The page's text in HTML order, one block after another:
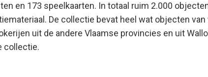
en 173 speelkaarten. In totaal ruim 2.000
De collectie bevat heel wat objecten
uit de andere Vlaamse provincies en uit
collectie.